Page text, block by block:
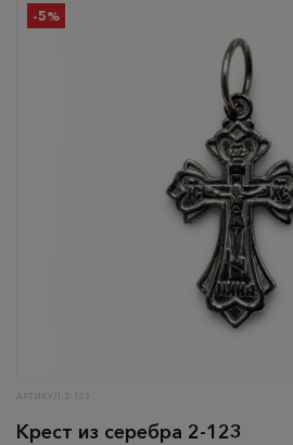
-5%
АРТИКУЛ: 2-123
Крест из серебра 2-123